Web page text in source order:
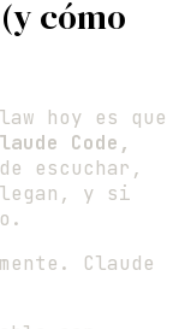
cómo
hoy es que
Code,
escuchar,
y si
Claude